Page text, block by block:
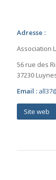
Adresse :
Association
56 rue des
37230
Email :
Site web